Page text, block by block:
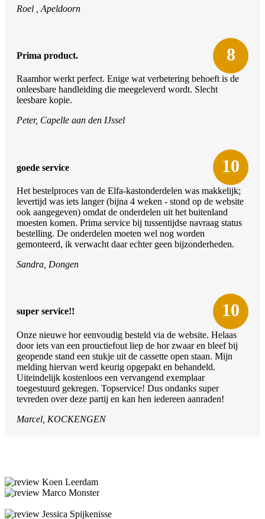
Roel , Apeldoorn
8
Prima product.
Raamhor werkt perfect. Enige wat verbetering behoeft is de
onleesbare handleiding die meegeleverd wordt. Slecht
leesbare kopie.
Peter, Capelle aan den IJssel
10
goede service
Het bestelproces van de Elfa-kastonderdelen was makkelijk;
levertijd was iets langer (bijna 4 weken - stond op de website
ook aangegeven) omdat de onderdelen uit het buitenland
moesten komen. Prima service bij tussentijdse navraag status
bestelling. De onderdelen moeten wel nog worden
gemonteerd, ik verwacht daar echter geen bijzonderheden.
Sandra, Dongen
10
super service!!
Onze nieuwe hor eenvoudig besteld via de website. Helaas
door iets van een prouctiefout liep de hor zwaar en bleef bij
geopende stand een stukje uit de cassette open staan. Mijn
melding hiervan werd keurig opgepakt en behandeld.
Uiteindelijk kostenloos een vervangend exemplaar
toegestuurd gekregen. Topservice! Dus ondanks super
tevreden over deze partij en kan hen iedereen aanraden!
Marcel, KOCKENGEN